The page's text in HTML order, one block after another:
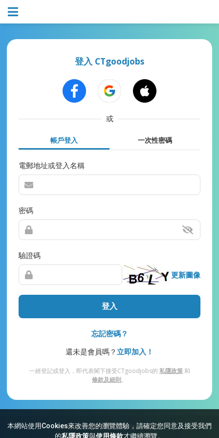
本網站使用Cookies來改善您的瀏覽體驗，請確定您同意及接受我們
的私隱政策與使用條款才繼續瀏覽。
登入 CTgoodjobs
或
帳戶登入 一次性密碼
電郵地址或登入名稱
密碼
驗證碼
更新圖像
登入
忘記密碼？
還未是會員嗎？ 立即加入！
一經登記或登入，即代表閣下接受CTgoodjobs的 私隱政策和
條款及細則。
網站索引 常見問題 私隱 條款及細則